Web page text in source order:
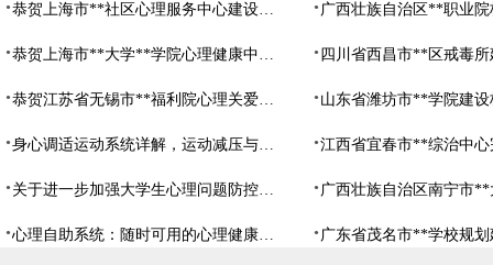
恭贺上海市**社区心理服务中心建设项目由阳光心健代理商中标
恭贺上海市**大学**学院心理健康中心建设项目由阳光心健代理商中标
恭贺江苏省无锡市**福利院心理关爱中心建设项目由阳光心健代理商中标
身心调适运动系统详解，运动减压与心理调适全指南
关于进一步加强大学生心理问题防控，防控大学生心理危机
心理自助系统：随时可用的心理健康自助服务平台